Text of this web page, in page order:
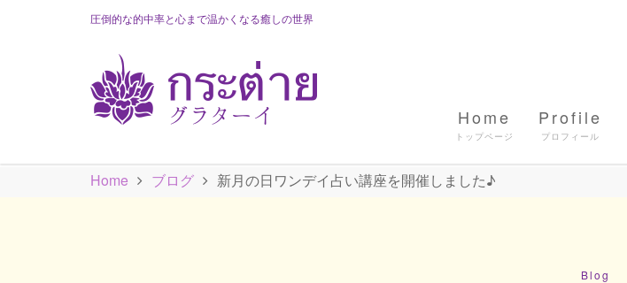
圧倒的な的中率と心まで温かくなる癒しの世界
Home Profile
Home ブログ 新月の日ワンデイ占い講座を開催しました♪
Blog